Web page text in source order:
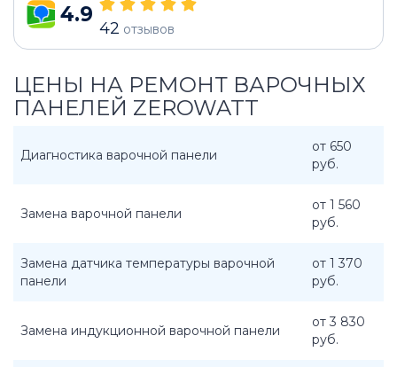
4.9
42 отзывов
ЦЕНЫ НА РЕМОНТ ВАРОЧНЫХ
ПАНЕЛЕЙ ZEROWATT
Диагностика варочной панели
от 650
руб.
Замена варочной панели
от 1 560
руб.
Замена датчика температуры варочной
панели
от 1 370
руб.
Замена индукционной варочной панели
от 3 830
руб.